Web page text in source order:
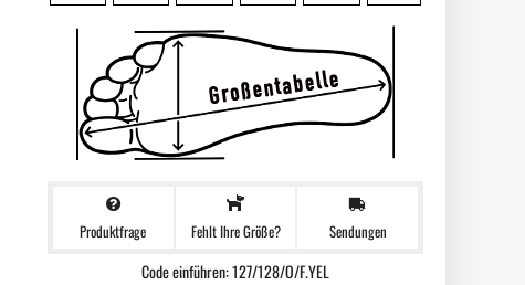
Produktfrage Fehlt Ihre Größe? Sendungen
Code einführen: 127/128/O/F.YEL